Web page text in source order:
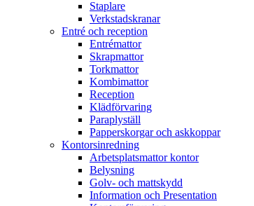
Staplare
Verkstadskranar
Entré och reception
Entrémattor
Skrapmattor
Torkmattor
Kombimattor
Reception
Klädförvaring
Paraplyställ
Papperskorgar och askkoppar
Kontorsinredning
Arbetsplatsmattor kontor
Belysning
Golv- och mattskydd
Information och Presentation